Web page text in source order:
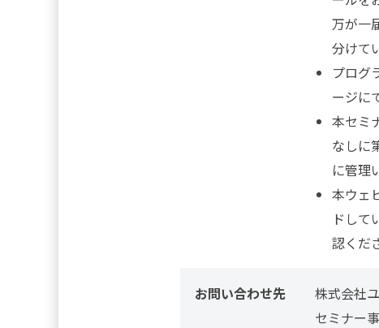
万が一
分けて
プログ
ージに
本セミ
なしに
に管理
本ウェ
ドして
認くだ
お問い合わせ先
株式会社
セミナー